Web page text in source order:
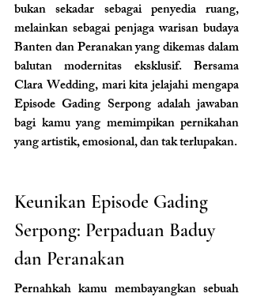
bukan sekadar sebagai penyedia ruang,
melainkan sebagai penjaga warisan budaya
Banten dan Peranakan yang dikemas dalam
balutan modernitas eksklusif. Bersama
Clara Wedding, mari kita jelajahi mengapa
Episode Gading Serpong adalah jawaban
bagi kamu yang memimpikan pernikahan
yang artistik, emosional, dan tak terlupakan.
Keunikan Episode Gading
Serpong: Perpaduan Baduy
dan Peranakan